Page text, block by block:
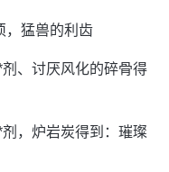
，猛兽的利齿
、讨厌风化的碎骨得
，炉岩炭得到：璀璨